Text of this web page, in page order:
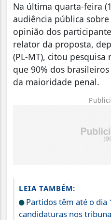
Na última quarta-feira
audiência pública
opinião dos
relator da proposta,
(PL-MT), citou
que 90% dos
da maioridade penal.
LEIA TAMBÉM:
Partidos têm até o dia
candidaturas nos